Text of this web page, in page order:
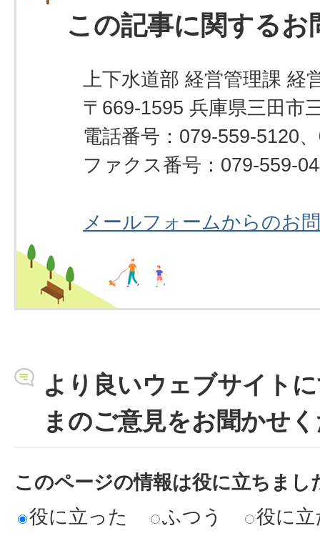
この記事に関するお
上下水道部 経営管理課 経
〒669-1595 兵庫県三田市
電話番号：079-559-5120
ファクス番号：079-559-
メールフォームからのお
より良いウェブサイト
まのご意見をお聞かせ
このページの情報は役に立ちまし
役に立った
ふつう 役に